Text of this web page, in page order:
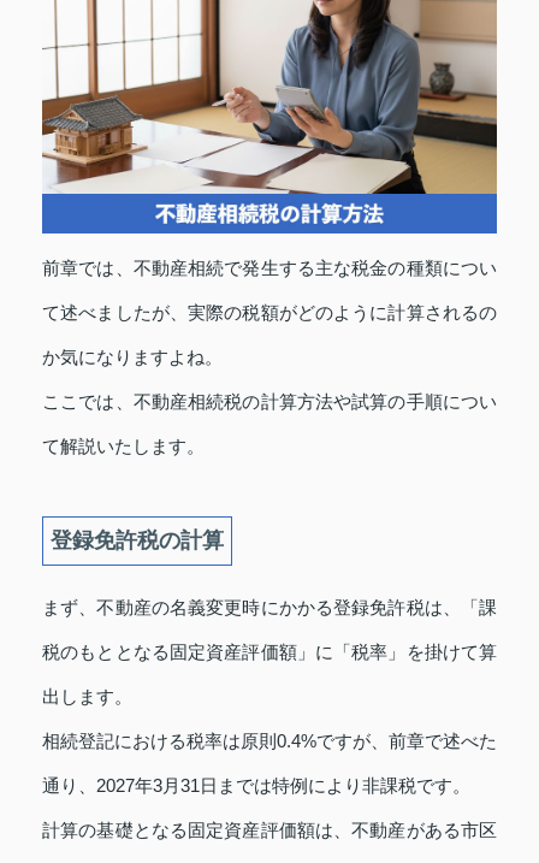
前章では、不動産相続で発生する主な税金の種類につい
て述べましたが、実際の税額がどのように計算されるの
か気になりますよね。
ここでは、不動産相続税の計算方法や試算の手順につい
て解説いたします。
登録免許税の計算
まず、不動産の名義変更時にかかる登録免許税は、「課
税のもととなる固定資産評価額」に「税率」を掛けて算
出します。
相続登記における税率は原則0.4%ですが、前章で述べた
通り、2027年3月31日までは特例により非課税です。
計算の基礎となる固定資産評価額は、不動産がある市区